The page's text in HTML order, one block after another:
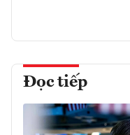
Đọc tiếp